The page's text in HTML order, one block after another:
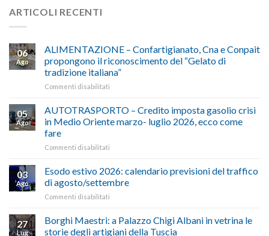
ARTICOLI RECENTI
06
Ago
ALIMENTAZIONE – Confartigianato, Cna e Conpait
propongono il riconoscimento del “Gelato di
tradizione italiana”
Commenti disabilitati
–
Confartigianato,
Cna
il
riconoscimento
del
tradizione
italiana”
05
Ago
AUTOTRASPORTO – Credito imposta gasolio crisi
in Medio Oriente marzo- luglio 2026, ecco come
fare
Commenti disabilitati
–
Credito
imposta
in
Medio
03
Ago
Esodo estivo 2026: calendario previsioni del traffico
di agosto/settembre
Commenti disabilitati
estivo
2026:
27
Lug
Borghi Maestri: a Palazzo Chigi Albani in vetrina le
storie degli artigiani della Tuscia